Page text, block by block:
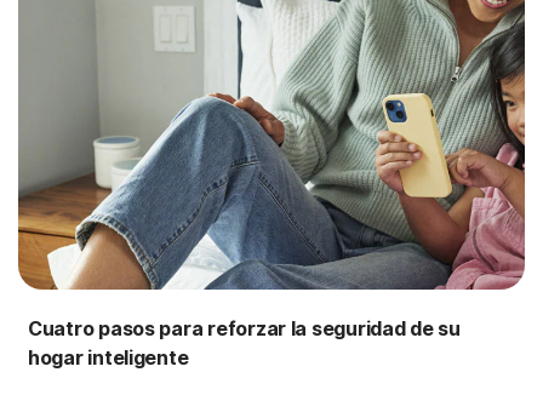
Cuatro pasos para reforzar la seguridad de su
hogar inteligente